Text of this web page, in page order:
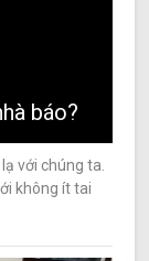
báo?
với chúng ta.
không ít tai